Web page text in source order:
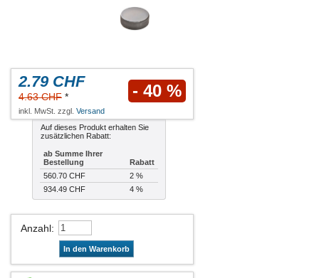
2.79 CHF
4.63 CHF * - 40 %
inkl. MwSt. zzgl. Versand
Auf dieses Produkt erhalten Sie
zusätzlichen Rabatt:
ab Summe Ihrer
Bestellung
Rabatt
560.70 CHF
2 %
934.49 CHF
4 %
Anzahl:
In den Warenkorb